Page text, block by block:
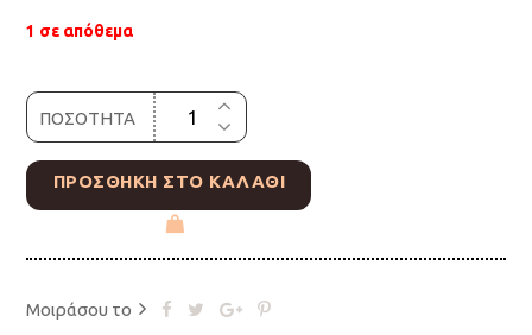
price
was:
€85.00.
τιμή
είναι:
€76.00.
1 σε απόθεμα
ΠΟΣΟΤΗΤΑ
ΠΡΟΣΘΉΚΗ ΣΤΟ ΚΑΛΆΘΙ
Μοιράσου το